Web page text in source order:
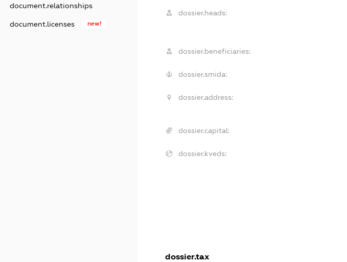
document.relationships
document.licenses new!
dossier.heads:
dossier.beneficiaries:
dossier.smida:
dossier.address:
dossier.capital:
dossier.kveds:
dossier.tax